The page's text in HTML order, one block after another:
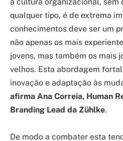
qualquer tipo, é de extrema
conhecimentos deve ser um
não apenas os mais
jovens, mas também os mais
velhos. Esta abordagem
inovação e adaptação às
afirma Ana Correia, Human
Branding Lead da Zühlke.
De modo a combater esta